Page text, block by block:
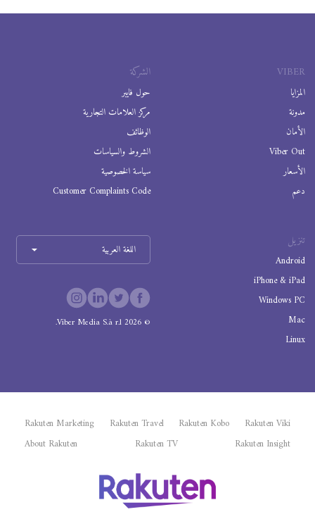
VIBER
المزايا
مدونة
الأمان
Viber Out
الأسعار
دعم
الشركة
حول فايبر
مركز العلامات التجارية
الوظائف
الشروط والسياسات
سياسة الخصوصية
Customer Complaints Code
تنزيل
Android
iPhone & iPad
Windows PC
Mac
Linux
اللغة العربية
©
2026
Viber Media S.à r.l.
Rakuten Viki
Rakuten Kobo
Rakuten Travel
Rakuten Marketing
Rakuten Insight
Rakuten TV
About Rakuten